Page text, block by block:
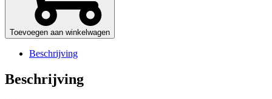
Toevoegen aan winkelwagen
Beschrijving
Beschrijving